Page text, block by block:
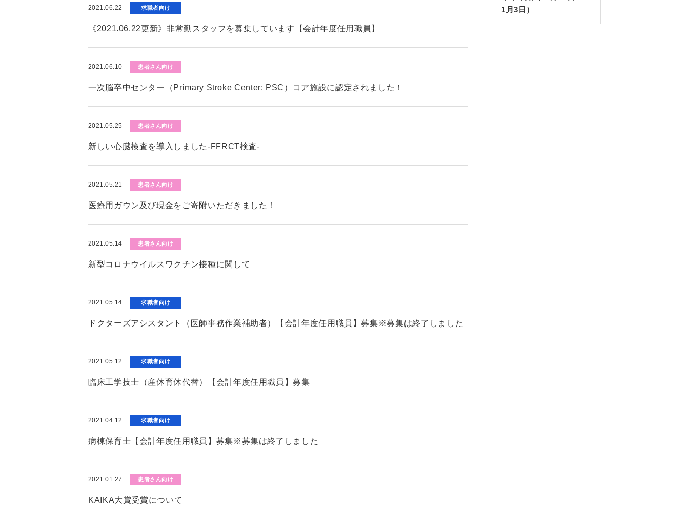
2021.06.22 求職者向け
《2021.06.22更新》非常勤スタッフを募集しています【会計年度任用職員】
2021.06.10 患者さん向け
一次脳卒中センター（Primary Stroke Center: PSC）コア施設に認定されました！
2021.05.25 患者さん向け
新しい心臓検査を導入しました-FFRCT検査-
2021.05.21 患者さん向け
医療用ガウン及び現金をご寄附いただきました！
2021.05.14 患者さん向け
新型コロナウイルスワクチン接種に関して
2021.05.14 求職者向け
ドクターズアシスタント（医師事務作業補助者）【会計年度任用職員】募集※募集は終了しました
2021.05.12 求職者向け
臨床工学技士（産休育休代替）【会計年度任用職員】募集
2021.04.12 求職者向け
病棟保育士【会計年度任用職員】募集※募集は終了しました
2021.01.27 患者さん向け
KAIKA大賞受賞について
1月3日）